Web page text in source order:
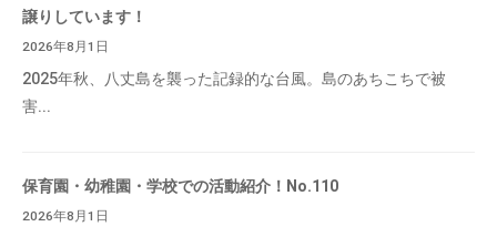
譲りしています！
2026年8月1日
2025年秋、八丈島を襲った記録的な台風。島のあちこちで被
害...
保育園・幼稚園・学校での活動紹介！No.110
2026年8月1日